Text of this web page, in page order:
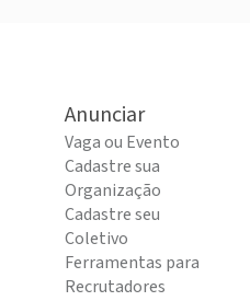
Anunciar
Vaga ou Evento
Cadastre sua
Organização
Cadastre seu
Coletivo
Ferramentas para
Recrutadores